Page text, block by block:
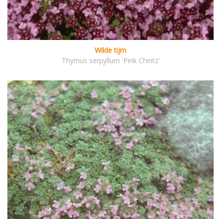
Wilde tijm
Thymus serpyllum 'Pink Chintz'